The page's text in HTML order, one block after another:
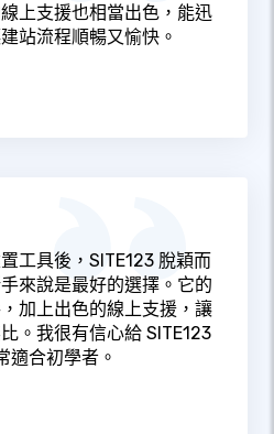
上支援也相當出色，能迅
站流程順暢又愉快。
工具後，SITE123 脫穎而
來說是最好的選擇。它的
加上出色的線上支援，讓
。我很有信心給 SITE123
合初學者。